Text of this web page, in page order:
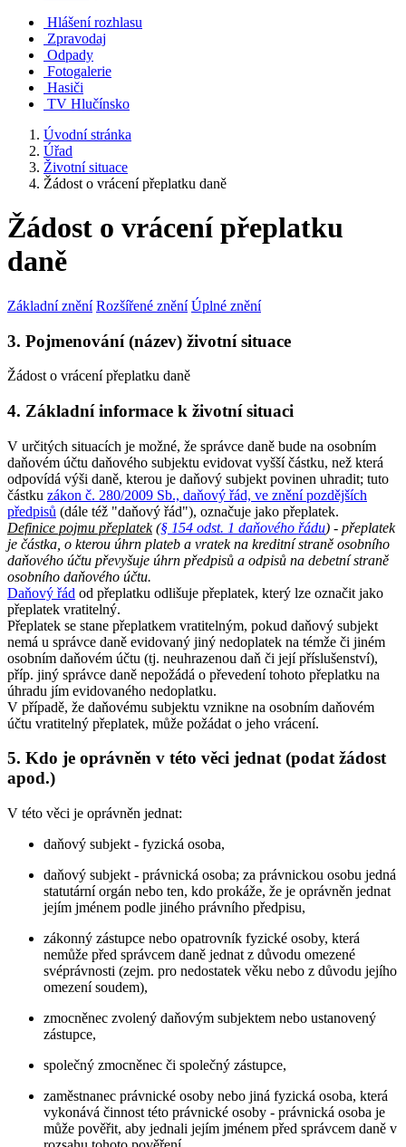
Hlášení rozhlasu
Zpravodaj
Odpady
Fotogalerie
Hasiči
TV Hlučínsko
Úvodní stránka
Úřad
Životní situace
Žádost o vrácení přeplatku daně
Žádost o vrácení přeplatku
daně
Základní znění Rozšířené znění Úplné znění
3. Pojmenování (název) životní situace
Žádost o vrácení přeplatku daně
4. Základní informace k životní situaci
V určitých situacích je možné, že správce daně bude na osobním
daňovém účtu daňového subjektu evidovat vyšší částku, než která
odpovídá výši daně, kterou je daňový subjekt povinen uhradit; tuto
částku zákon č. 280/2009 Sb., daňový řád, ve znění pozdějších
předpisů (dále též "daňový řád"), označuje jako přeplatek.
Definice pojmu přeplatek(§ 154 odst. 1 daňového řádu) - přeplatek
je částka, o kterou úhrn plateb a vratek na kreditní straně osobního
daňového účtu převyšuje úhrn předpisů a odpisů na debetní straně
osobního daňového účtu.
Daňový řád od přeplatku odlišuje přeplatek, který lze označit jako
přeplatek vratitelný.
Přeplatek se stane přeplatkem vratitelným, pokud daňový subjekt
nemá u správce daně evidovaný jiný nedoplatek na témže či jiném
osobním daňovém účtu (tj. neuhrazenou daň či její příslušenství),
příp. jiný správce daně nepožádá o převedení tohoto přeplatku na
úhradu jím evidovaného nedoplatku.
V případě, že daňovému subjektu vznikne na osobním daňovém
účtu vratitelný přeplatek, může požádat o jeho vrácení.
5. Kdo je oprávněn v této věci jednat (podat žádost
apod.)
V této věci je oprávněn jednat:
daňový subjekt - fyzická osoba,
daňový subjekt - právnická osoba; za právnickou osobu jedná
statutární orgán nebo ten, kdo prokáže, že je oprávněn jednat
jejím jménem podle jiného právního předpisu,
zákonný zástupce nebo opatrovník fyzické osoby, která
nemůže před správcem daně jednat z důvodu omezené
svéprávnosti (zejm. pro nedostatek věku nebo z důvodu jejího
omezení soudem),
zmocněnec zvolený daňovým subjektem nebo ustanovený
zástupce,
společný zmocněnec či společný zástupce,
zaměstnanec právnické osoby nebo jiná fyzická osoba, která
vykonává činnost této právnické osoby - právnická osoba je
může pověřit, aby jednali jejím jménem před správcem daně v